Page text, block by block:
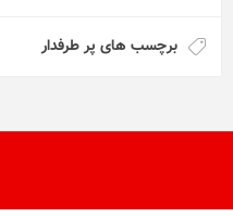
برچسب های پر طرفدار